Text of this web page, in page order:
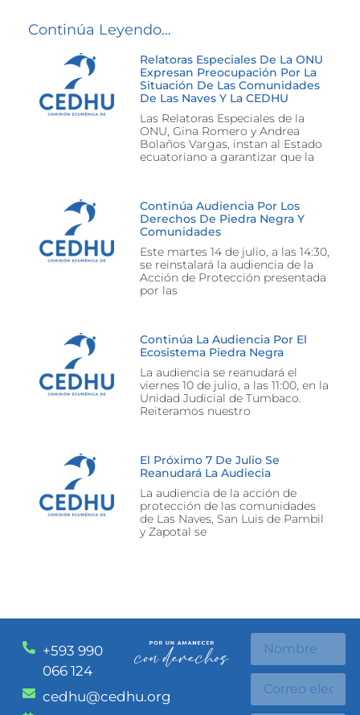
Continúa Leyendo...
Relatoras Especiales De La ONU
Expresan Preocupación Por La
Situación De Las Comunidades
De Las Naves Y La CEDHU
Las Relatoras Especiales de la
ONU, Gina Romero y Andrea
Bolaños Vargas, instan al Estado
ecuatoriano a garantizar que la
Continúa Audiencia Por Los
Derechos De Piedra Negra Y
Comunidades
Este martes 14 de julio, a las 14:30,
se reinstalará la audiencia de la
Acción de Protección presentada
por las
Continúa La Audiencia Por El
Ecosistema Piedra Negra
La audiencia se reanudará el
viernes 10 de julio, a las 11:00, en la
Unidad Judicial de Tumbaco.
Reiteramos nuestro
El Próximo 7 De Julio Se
Reanudará La Audiecia
La audiencia de la acción de
protección de las comunidades
de Las Naves, San Luis de Pambil
y Zapotal se
+593 990
066 124
cedhu@cedhu.org